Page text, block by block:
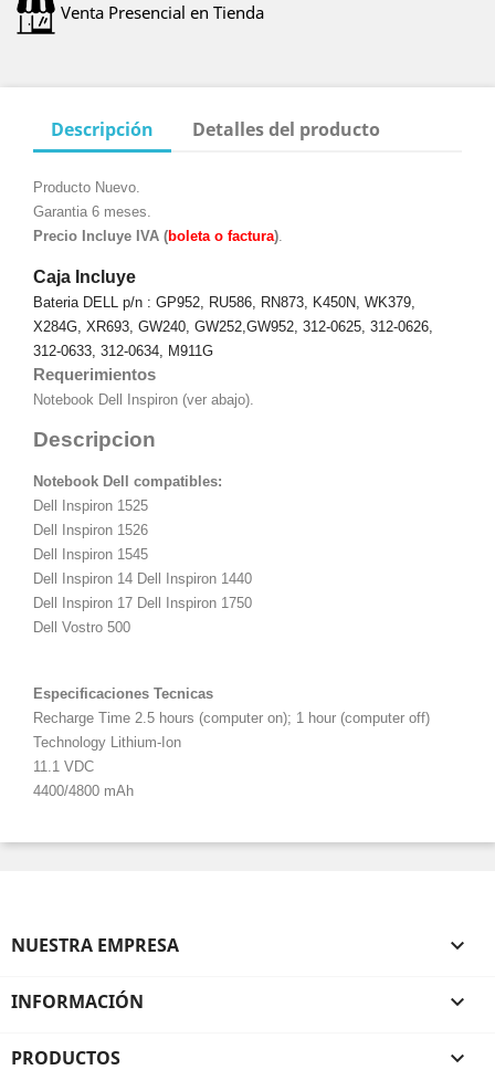
Venta Presencial en Tienda
Descripción Detalles del producto
Producto Nuevo.
Garantia 6 meses.
Precio Incluye IVA (boleta o factura).
Caja Incluye
Bateria DELL p/n : GP952, RU586, RN873, K450N, WK379,
X284G, XR693, GW240, GW252,GW952, 312-0625, 312-0626,
312-0633, 312-0634, M911G
Requerimientos
Notebook Dell Inspiron (ver abajo).
Descripcion
Notebook Dell compatibles:
Dell Inspiron 1525
Dell Inspiron 1526
Dell Inspiron 1545
Dell Inspiron 14 Dell Inspiron 1440
Dell Inspiron 17 Dell Inspiron 1750
Dell Vostro 500
Especificaciones Tecnicas
Recharge Time 2.5 hours (computer on); 1 hour (computer off)
Technology Lithium-Ion
11.1 VDC
4400/4800 mAh
NUESTRA EMPRESA 
INFORMACIÓN 
PRODUCTOS 